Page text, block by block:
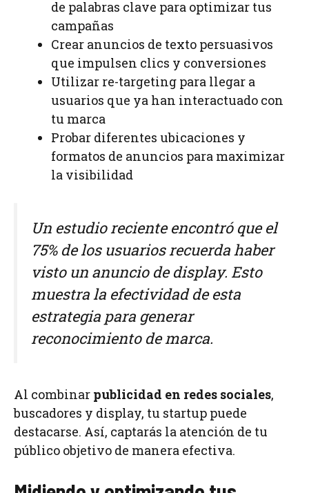
de palabras clave para optimizar tus
campañas
Crear anuncios de texto persuasivos
que impulsen clics y conversiones
Utilizar re-targeting para llegar a
usuarios que ya han interactuado con
tu marca
Probar diferentes ubicaciones y
formatos de anuncios para maximizar
la visibilidad
Un estudio reciente encontró que el
75% de los usuarios recuerda haber
visto un anuncio de display. Esto
muestra la efectividad de esta
estrategia para generar
reconocimiento de marca.
Al combinar publicidad en redes sociales,
buscadores y display, tu startup puede
destacarse. Así, captarás la atención de tu
público objetivo de manera efectiva.